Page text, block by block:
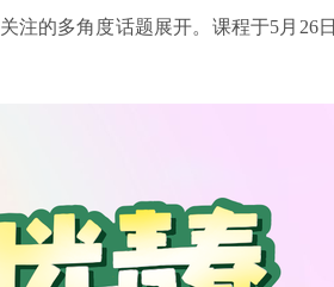
注的多角度话题展开。课程于5月26